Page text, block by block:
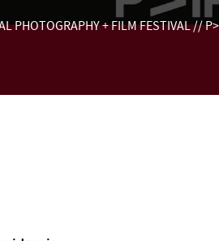
PHOTOGRAPHY + FILM FESTIVAL //